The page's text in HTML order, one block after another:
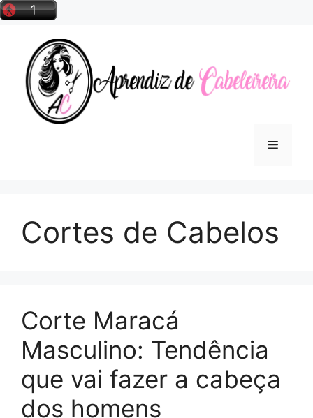
o
conteúdo
Menu
Cortes de Cabelos
Corte Maracá
Masculino: Tendência
que vai fazer a cabeça
dos homens